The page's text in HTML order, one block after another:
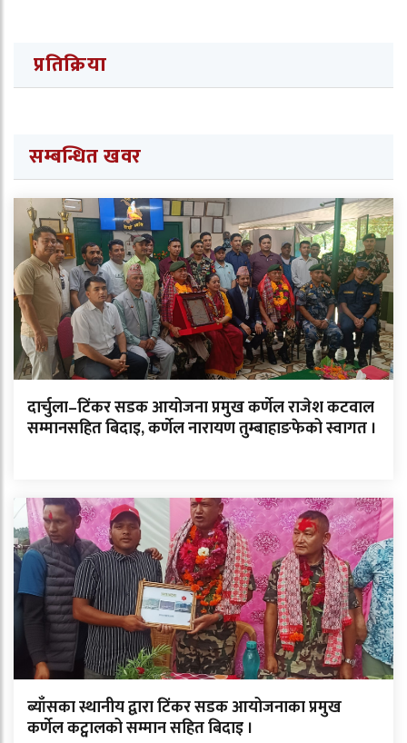
प्रतिक्रिया
सम्बन्धित खवर
दार्चुला–टिंकर सडक आयोजना प्रमुख कर्णेल राजेश कटवाल
सम्मानसहित बिदाइ, कर्णेल नारायण तुम्बाहाङफेको स्वागत ।
ब्याँसका स्थानीय द्वारा टिंकर सडक आयोजनाका प्रमुख
कर्णेल कट्वालको सम्मान सहित बिदाइ ।